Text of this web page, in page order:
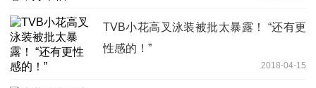
TVB小花高叉泳装被批太暴露！ “还有更
性感的！”
2018-04-15